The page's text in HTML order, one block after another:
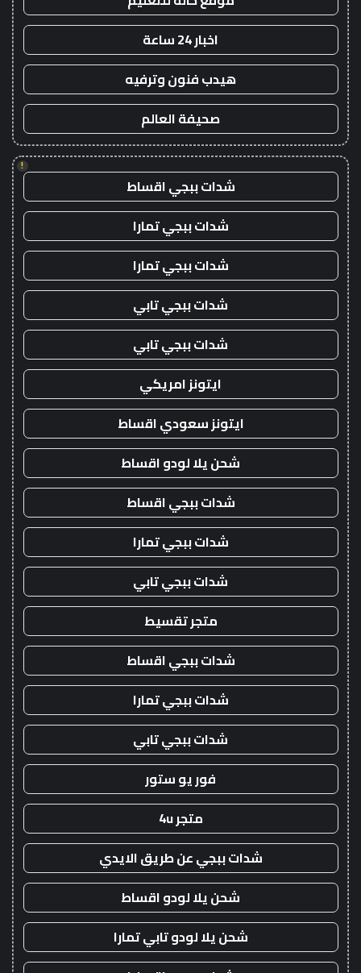
اخبار 24 ساعة
هيدب فنون وترفيه
صحيفة العالم
!
شدات ببجي اقساط
شدات ببجي تمارا
شدات ببجي تمارا
شدات ببجي تابي
شدات ببجي تابي
ايتونز امريكي
ايتونز سعودي اقساط
شحن يلا لودو اقساط
شدات ببجي اقساط
شدات ببجي تمارا
شدات ببجي تابي
متجر تقسيط
شدات ببجي اقساط
شدات ببجي تمارا
شدات ببجي تابي
فور يو ستور
متجر 4u
شدات ببجي عن طريق الايدي
شحن يلا لودو اقساط
شحن يلا لودو تابي تمارا